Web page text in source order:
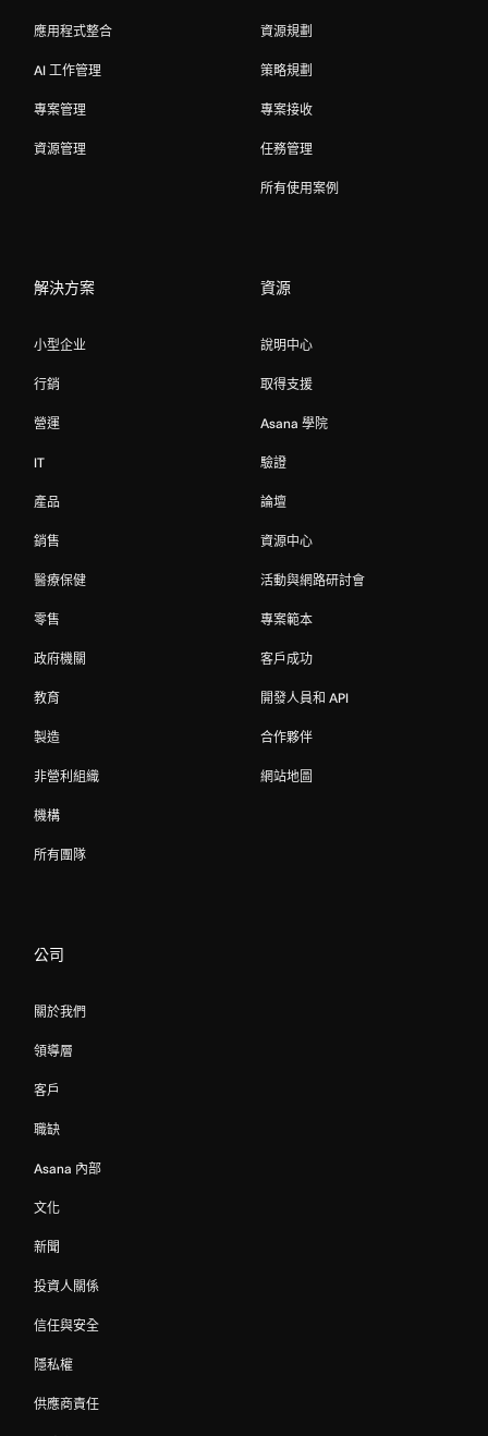
應用程式整合
AI 工作管理
專案管理
資源管理
資源規劃
策略規劃
專案接收
任務管理
所有使用案例
解決方案
小型企业
行銷
營運
IT
產品
銷售
醫療保健
零售
政府機關
教育
製造
非營利組織
機構
所有團隊
資源
說明中心
取得支援
Asana 學院
驗證
論壇
資源中心
活動與網路研討會
專案範本
客戶成功
開發人員和 API
合作夥伴
網站地圖
公司
關於我們
領導層
客戶
職缺
Asana 內部
文化
新聞
投資人關係
信任與安全
隱私權
供應商責任